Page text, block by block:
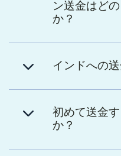
ン送金はど
か？
インドへの
初めて送金
か？